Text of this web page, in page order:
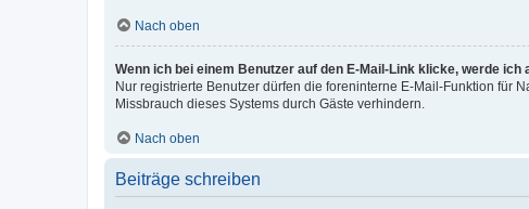
Nach oben
Wenn ich bei einem Benutzer auf den E-Mail-Link klicke, werde
Nur registrierte Benutzer dürfen die foreninterne E-Mail-Funktion für
Missbrauch dieses Systems durch Gäste verhindern.
Nach oben
Beiträge schreiben